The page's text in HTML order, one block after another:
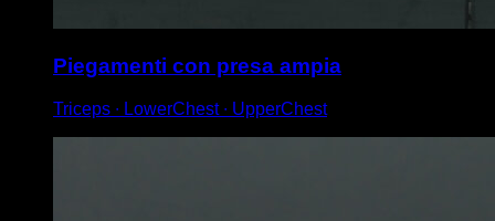
Piegamenti con presa ampia
Triceps ∙ LowerChest ∙ UpperChest